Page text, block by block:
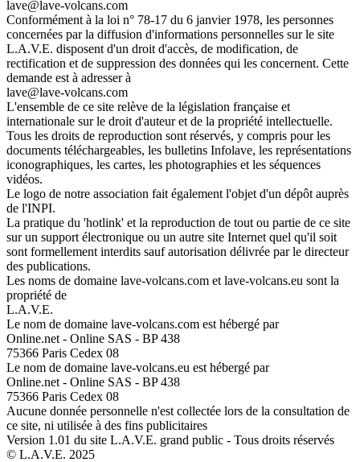
lave@lave-volcans.com
Conformément à la loi n° 78-17 du 6 janvier 1978, les personnes
concernées par la diffusion d'informations personnelles sur le site
L.A.V.E. disposent d'un droit d'accès, de modification, de
rectification et de suppression des données qui les concernent. Cette
demande est à adresser à
lave@lave-volcans.com
L'ensemble de ce site relève de la législation française et
internationale sur le droit d'auteur et de la propriété intellectuelle.
Tous les droits de reproduction sont réservés, y compris pour les
documents téléchargeables, les bulletins Infolave, les représentations
iconographiques, les cartes, les photographies et les séquences
vidéos.
Le logo de notre association fait également l'objet d'un dépôt auprès
de l'INPI.
La pratique du 'hotlink' et la reproduction de tout ou partie de ce site
sur un support électronique ou un autre site Internet quel qu'il soit
sont formellement interdits sauf autorisation délivrée par le directeur
des publications.
Les noms de domaine lave-volcans.com et lave-volcans.eu sont la
propriété de
L.A.V.E.
Le nom de domaine lave-volcans.com est hébergé par
Online.net - Online SAS - BP 438
75366 Paris Cedex 08
Le nom de domaine lave-volcans.eu est hébergé par
Online.net - Online SAS - BP 438
75366 Paris Cedex 08
Aucune donnée personnelle n'est collectée lors de la consultation de
ce site, ni utilisée à des fins publicitaires
Version 1.01 du site L.A.V.E. grand public - Tous droits réservés
© L.A.V.E. 2025